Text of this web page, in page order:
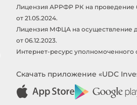
Лицензия АРРФР РК на проведение
от 21.05.2024.
Лицензия МФЦА на осуществление
от 06.12.2023.
Интернет-ресурс уполномоченного
Скачать приложение «UDC